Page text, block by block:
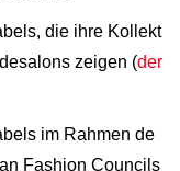
die ihre Kollekt
zeigen (der
im Rahmen de
Fashion Councils